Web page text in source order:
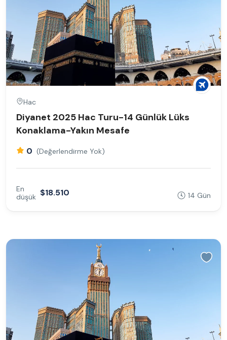
Hac
Diyanet 2025 Hac Turu-14 Günlük Lüks
Konaklama-Yakın Mesafe
0 (Değerlendirme Yok)
En
düşük $18.510 14 Gün